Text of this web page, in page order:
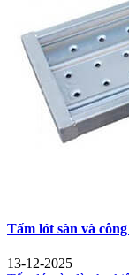
Tấm lót sàn và
13-12-2025